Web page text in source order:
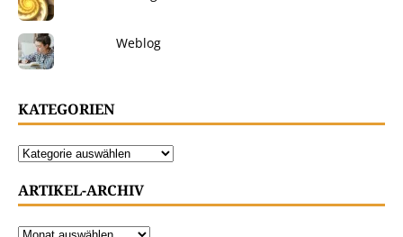
Weblog
KATEGORIEN
ARTIKEL-ARCHIV